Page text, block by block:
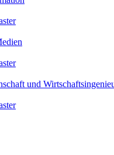
und